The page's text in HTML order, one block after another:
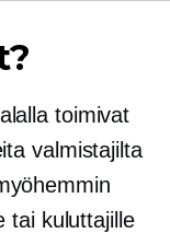
toimivat
valmistajilta
tai kuluttajille